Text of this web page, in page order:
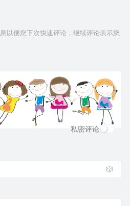
以便您下次快速评论，继续评论表示您
私密评论
🎲